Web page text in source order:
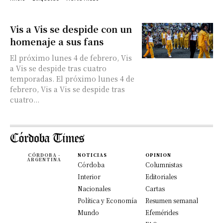
Vis a Vis se despide con un
homenaje a sus fans
El próximo lunes 4 de febrero, Vis
a Vis se despide tras cuatro
temporadas. El próximo lunes 4 de
febrero, Vis a Vis se despide tras
cuatro...
CÓRDOBA -
ARGENTINA
NOTICIAS
Córdoba
Interior
Nacionales
Política y Economía
Mundo
OPINION
Columnistas
Editoriales
Cartas
Resumen semanal
Efemérides